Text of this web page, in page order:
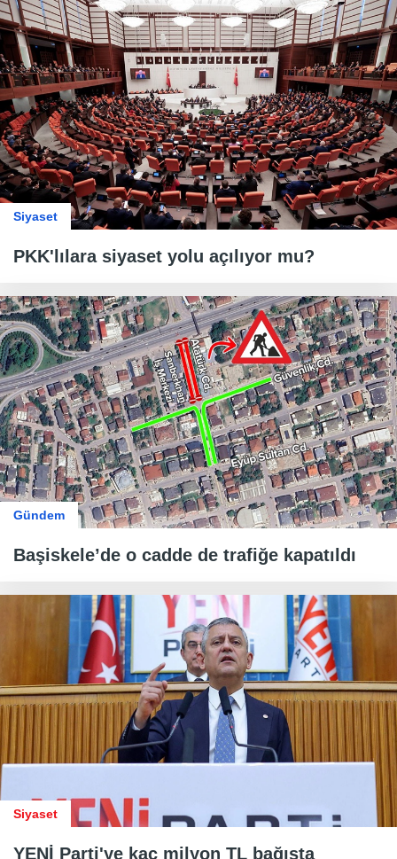
Siyaset
PKK'lılara siyaset yolu açılıyor mu?
Gündem
Başiskele’de o cadde de trafiğe kapatıldı
Siyaset
YENİ Parti'ye kaç milyon TL bağışta